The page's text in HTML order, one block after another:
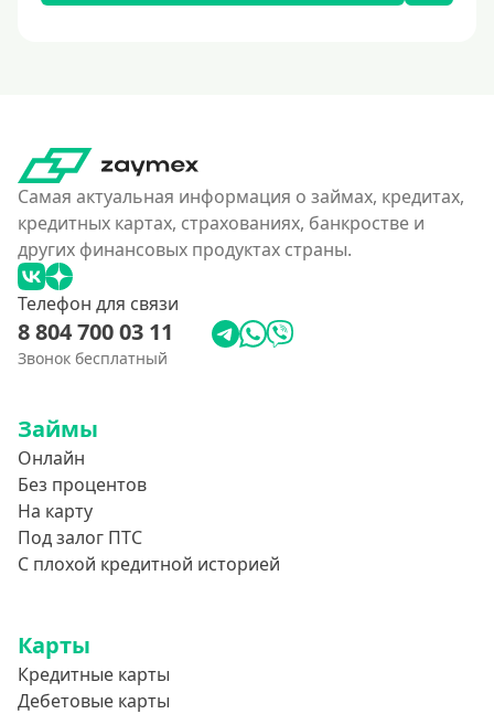
Самая актуальная информация о займах, кредитах,
кредитных картах, страхованиях, банкростве и
других финансовых продуктах страны.
Телефон для связи
8 804 700 03 11
Звонок бесплатный
Займы
Онлайн
Без процентов
На карту
Под залог ПТС
С плохой кредитной историей
Карты
Кредитные карты
Дебетовые карты